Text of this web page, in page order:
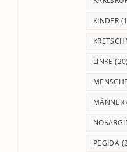
KINDER
LINKE (20)
MÄNNER
PEGIDA